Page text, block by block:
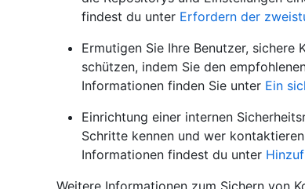
findest du unter Erfordern der
Ermutigen Sie Ihre Benutzer,
schützen, indem Sie den
Informationen finden Sie unter Ein
Einrichtung einer internen
Schritte kennen und wer
Informationen findest du unter